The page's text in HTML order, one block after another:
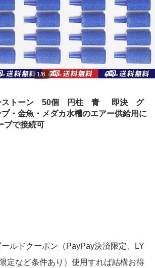
1/6
ーストーン 50個 円柱 青 即決 グ
・金魚・メダカ水槽のエアー供給用に
ブで接続可
ルドクーポン（PayPay決済限定、LY
定など条件あり）使用すれば結構お得